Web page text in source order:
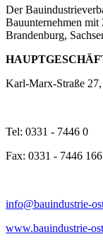
Der
Bauunternehmen
Brandenburg,
Karl-Marx-Straße
Tel: 0331 - 7446 0
Fax: 0331 - 7446 166
info@bauindustrie-
www.bauindustrie-